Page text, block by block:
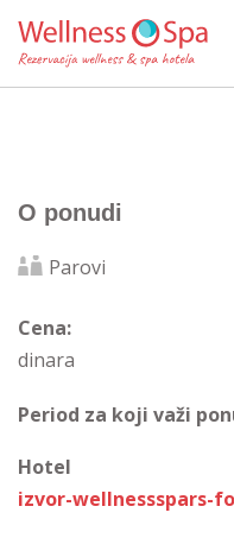
O ponudi
Parovi
Cena:
dinara
Period za koji važi
Hotel
izvor-wellnessspars-